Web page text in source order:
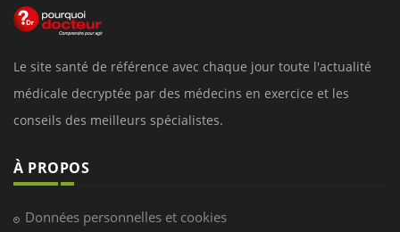
Le site santé de référence avec chaque jour toute l'actualité
médicale decryptée par des médecins en exercice et les
conseils des meilleurs spécialistes.
À PROPOS
Données personnelles et cookies